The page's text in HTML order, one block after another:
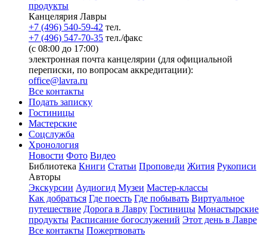
продукты
Канцелярия Лавры
+7 (496) 540-59-42 тел.
+7 (496) 547-70-35 тел./факс
(с 08:00 до 17:00)
электронная почта канцелярии (для официальной
переписки, по вопросам аккредитации):
office@lavra.ru
Все контакты
Подать записку
Гостиницы
Мастерские
Соцслужба
Хронология
Новости Фото Видео
Библиотека Книги Статьи Проповеди Жития Рукописи
Авторы
Экскурсии Аудиогид Музеи Мастер-классы
Как добраться Где поесть Где побывать Виртуальное
путешествие Дорога в Лавру Гостиницы Монастырские
продукты Расписание богослужений Этот день в Лавре
Все контакты Пожертвовать